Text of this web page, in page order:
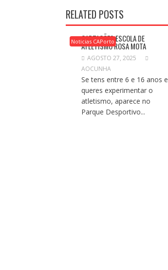
RELATED POSTS
Noticias CAPorto
CAPTAÇÕES ESCOLA DE
ATLETISMO ROSA MOTA
AGOSTO 27, 2025
AOCUNHA
Se tens entre 6 e 16 anos e
queres experimentar o
atletismo, aparece no
Parque Desportivo...